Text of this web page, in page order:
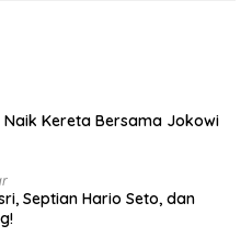
Naik Kereta Bersama Jokowi
Septian Hario Seto, dan